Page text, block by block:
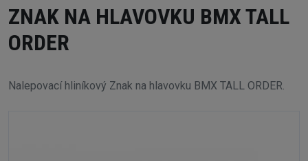
ZNAK NA HLAVOVKU BMX TALL
ORDER
Nalepovací hliníkový Znak na hlavovku BMX TALL ORDER.